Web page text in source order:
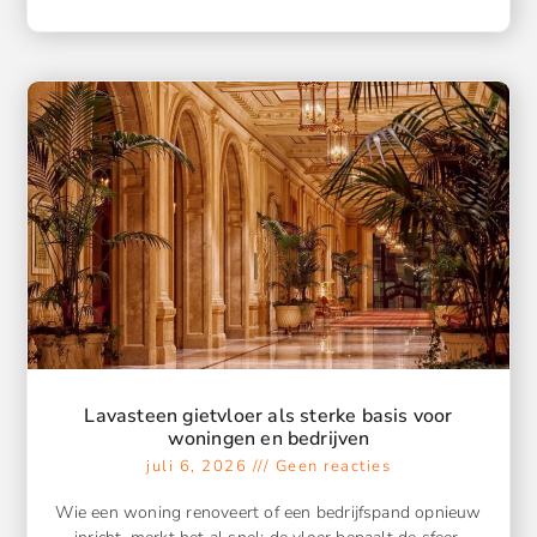
Lavasteen gietvloer als sterke basis voor
woningen en bedrijven
juli 6, 2026 Geen reacties
Wie een woning renoveert of een bedrijfspand opnieuw